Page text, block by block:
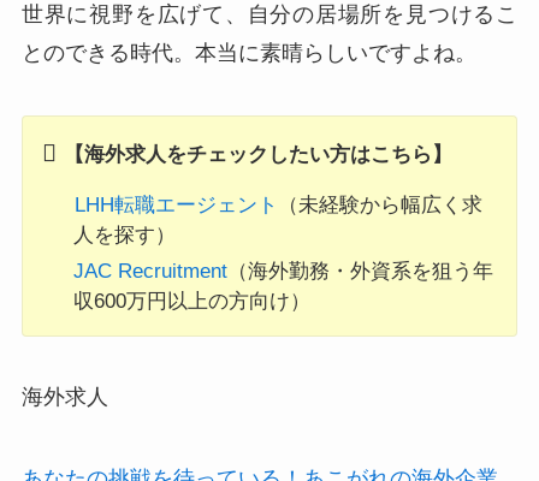
世界に視野を広げて、自分の居場所を見つけるこ
とのできる時代。本当に素晴らしいですよね。
【海外求人をチェックしたい方はこちら】
LHH転職エージェント
（未経験から幅広く求
人を探す）
JAC Recruitment （海外勤務・外資系を狙う年
収600万円以上の方向け）
海外求人